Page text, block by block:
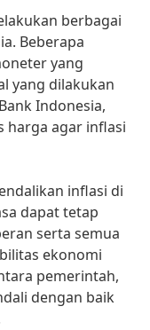
berbagai
Beberapa
yang
yang dilakukan
Indonesia,
harga agar inflasi
inflasi di
dapat tetap
serta semua
ekonomi
pemerintah,
dengan baik